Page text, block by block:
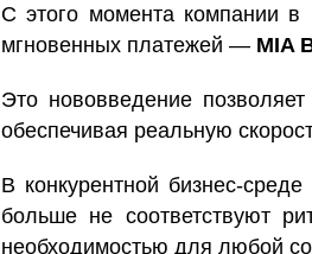
С этого момента компании в
мгновенных платежей — MIA
Это нововведение
обеспечивая реальную
В конкурентной бизнес-
больше не соответствуют
необходимостью для любой